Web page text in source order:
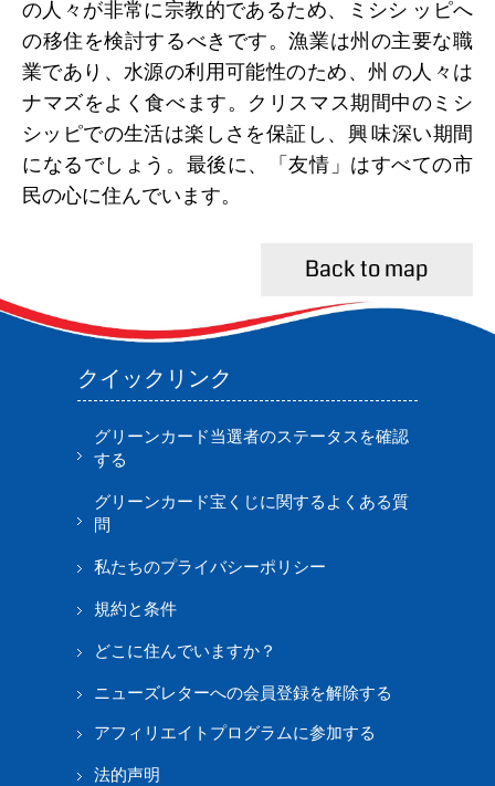
の人々が非常に宗教的であるため、ミシシ ッピへ
の移住を検討するべきです。漁業は州の主要な職
業であり、水源の利用可能性のため、州 の人々は
ナマズをよく食べます。クリスマス期間中のミシ
シッピでの生活は楽しさを保証し、興 味深い期間
になるでしょう。最後に、「友情」はすべての市
民の心に住んでいます。
Back to map
クイックリンク
グリーンカード当選者のステータスを確認
する
グリーンカード宝くじに関するよくある質
問
私たちのプライバシーポリシー
規約と条件
どこに住んでいますか？
ニューズレターへの会員登録を解除する
アフィリエイトプログラムに参加する
法的声明